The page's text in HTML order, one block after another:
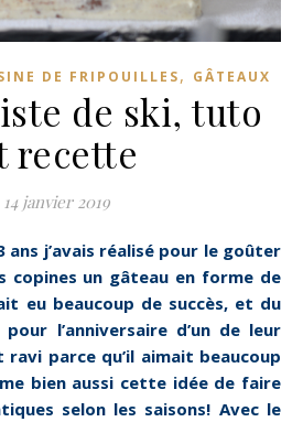
DE FRIPOUILLES, GÂTEAUX
de ski, tuto
recette
14 janvier 2019
copines un gâteau en forme de
eu beaucoup de succès, et du
l’anniversaire d’un de leur
parce qu’il aimait beaucoup
bien aussi cette idée de faire
selon les saisons! Avec le